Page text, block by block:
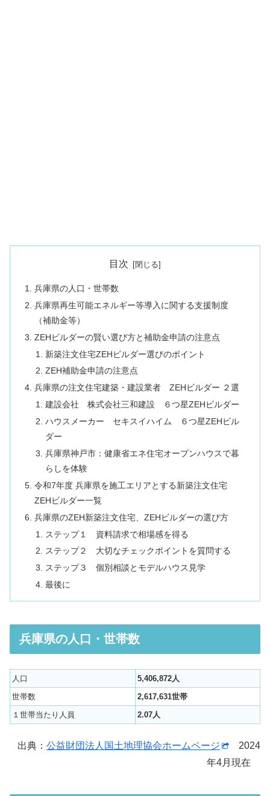
目次
兵庫県の人口・世帯数
兵庫県再生可能エネルギー等導入に関する支援制度
（補助金等）
ZEHビルダーの賢い選び方と補助金申請の注意点
新築注文住宅ZEHビルダー選びのポイント
ZEH補助金申請の注意点
兵庫県の注文住宅建築・建設業者 ZEHビルダー ２選
建設会社 株式会社三和建設 ６つ星ZEHビルダー
ハウスメーカー セキスイハイム ６つ星ZEHビル
ダー
兵庫県神戸市：健康省エネ住宅オープンハウスで暮
らしを体験
令和7年度 兵庫県を施工エリアとする新築注文住宅
ZEHビルダー一覧
兵庫県のZEH新築注文住宅、ZEHビルダーの選び方
ステップ１ 資料請求で相場感を得る
ステップ２ 大切なチェックポイントを質問する
ステップ３ 個別相談とモデルハウス見学
最後に
兵庫県の人口・世帯数
人口
5,406,872人
世帯数
2,617,631世帯
１世帯当たり人員
2.07人
出典： 公益財団法人国土地理協会ホームページ
2024
年4月現在